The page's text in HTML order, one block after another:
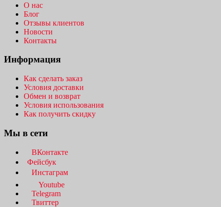
О нас
Блог
Отзывы клиентов
Новости
Контакты
Информация
Как сделать заказ
Условия доставки
Обмен и возврат
Условия использования
Как получить скидку
Мы в сети
ВКонтакте
Фейсбук
Инстаграм
Youtube
Telegram
Твиттер